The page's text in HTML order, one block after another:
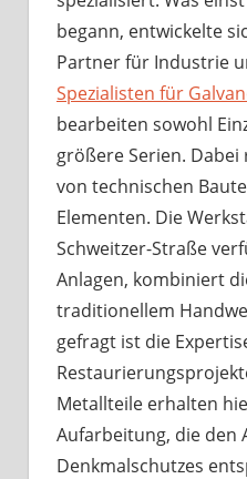
begann, entwickelte
Partner für Industrie
Spezialisten für
bearbeiten sowohl
größere Serien.
von technischen
Elementen. Die
Schweitzer-Straße
Anlagen, kombiniert
traditionellem
gefragt ist die
Metallteile erhalten
Aufarbeitung, die den
Denkmalschutzes